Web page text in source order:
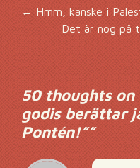
←Hmm, kanske i
Det är nog på
50 thoughts on
godis berättar
Pontén!””